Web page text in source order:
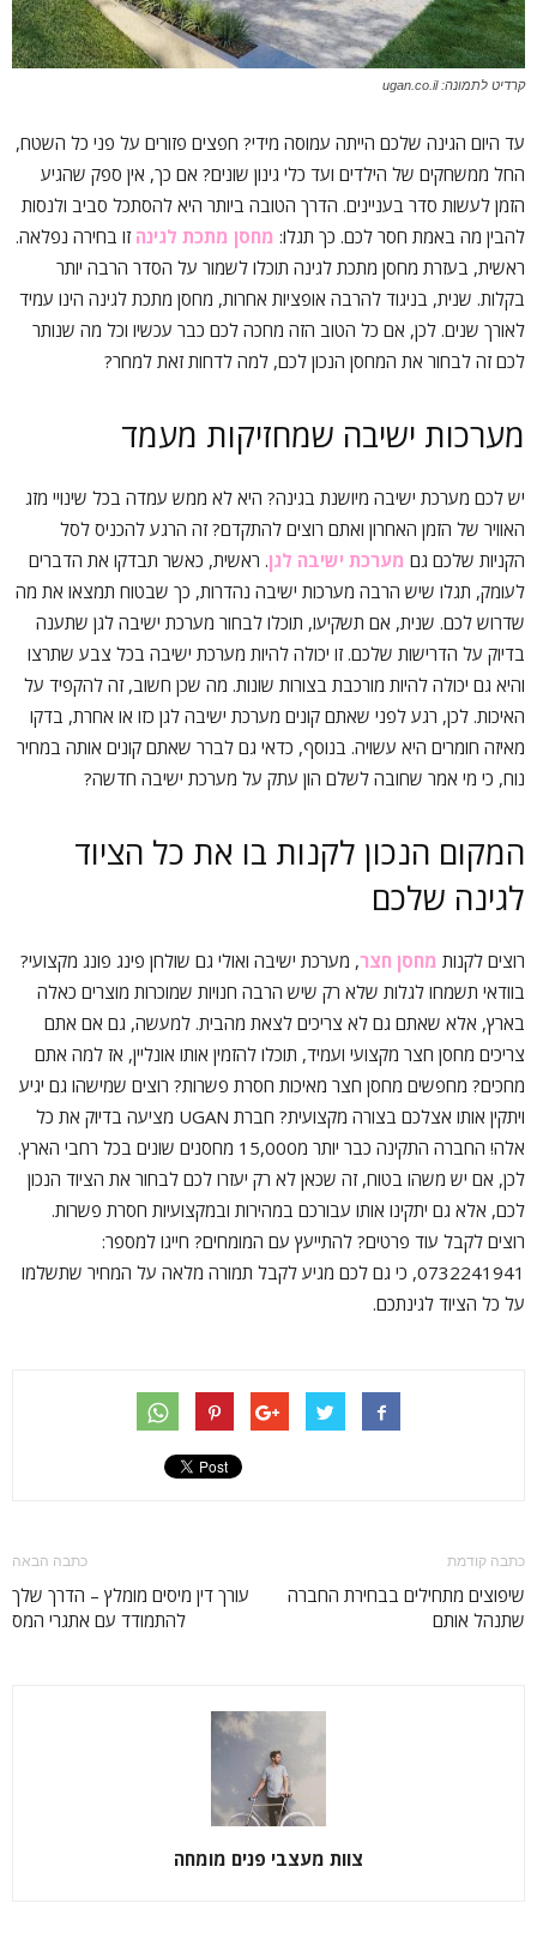
קרדיט לתמונה: ugan.co.il
עד היום הגינה שלכם הייתה עמוסה מידי? חפצים פזורים על פני כל השטח,
החל ממשחקים של הילדים ועד כלי גינון שונים? אם כך, אין ספק שהגיע
הזמן לעשות סדר בעניינים. הדרך הטובה ביותר היא להסתכל סביב ולנסות
להבין מה באמת חסר לכם. כך תגלו: מחסן מתכת לגינה זו בחירה נפלאה.
ראשית, בעזרת מחסן מתכת לגינה תוכלו לשמור על הסדר הרבה יותר
בקלות. שנית, בניגוד להרבה אופציות אחרות, מחסן מתכת לגינה הינו עמיד
לאורך שנים. לכן, אם כל הטוב הזה מחכה לכם כבר עכשיו וכל מה שנותר
לכם זה לבחור את המחסן הנכון לכם, למה לדחות זאת למחר?
מערכות ישיבה שמחזיקות מעמד
יש לכם מערכת ישיבה מיושנת בגינה? היא לא ממש עמדה בכל שינויי מזג
האוויר של הזמן האחרון ואתם רוצים להתקדם? זה הרגע להכניס לסל
הקניות שלכם גם מערכת ישיבה לגן. ראשית, כאשר תבדקו את הדברים
לעומק, תגלו שיש הרבה מערכות ישיבה נהדרות, כך שבטוח תמצאו את מה
שדרוש לכם. שנית, אם תשקיעו, תוכלו לבחור מערכת ישיבה לגן שתענה
בדיוק על הדרישות שלכם. זו יכולה להיות מערכת ישיבה בכל צבע שתרצו
והיא גם יכולה להיות מורכבת בצורות שונות. מה שכן חשוב, זה להקפיד על
האיכות. לכן, רגע לפני שאתם קונים מערכת ישיבה לגן כזו או אחרת, בדקו
מאיזה חומרים היא עשויה. בנוסף, כדאי גם לברר שאתם קונים אותה במחיר
נוח, כי מי אמר שחובה לשלם הון עתק על מערכת ישיבה חדשה?
המקום הנכון לקנות בו את כל הציוד
לגינה שלכם
רוצים לקנות מחסן חצר, מערכת ישיבה ואולי גם שולחן פינג פונג מקצועי?
בוודאי תשמחו לגלות שלא רק שיש הרבה חנויות שמוכרות מוצרים כאלה
בארץ, אלא שאתם גם לא צריכים לצאת מהבית. למעשה, גם אם אתם
צריכים מחסן חצר מקצועי ועמיד, תוכלו להזמין אותו אונליין, אז למה אתם
מחכים? מחפשים מחסן חצר מאיכות חסרת פשרות? רוצים שמישהו גם יגיע
ויתקין אותו אצלכם בצורה מקצועית? חברת UGAN מציעה בדיוק את כל
אלה! החברה התקינה כבר יותר מ15,000 מחסנים שונים בכל רחבי הארץ.
לכן, אם יש משהו בטוח, זה שכאן לא רק יעזרו לכם לבחור את הציוד הנכון
לכם, אלא גם יתקינו אותו עבורכם במהירות ובמקצועיות חסרת פשרות.
רוצים לקבל עוד פרטים? להתייעץ עם המומחים? חייגו למספר:
0732241941, כי גם לכם מגיע לקבל תמורה מלאה על המחיר שתשלמו
על כל הציוד לגינתכם.
כתבה קודמת
שיפוצים מתחילים בבחירת החברה
שתנהל אותם
כתבה הבאה
עורך דין מיסים מומלץ – הדרך שלך
להתמודד עם אתגרי המס
צוות מעצבי פנים מומחה